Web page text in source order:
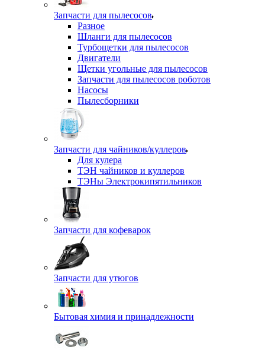
Запчасти для пылесосов
Разное
Шланги для пылесосов
Турбощетки для пылесосов
Двигатели
Щетки угольные для пылесосов
Запчасти для пылесосов роботов
Насосы
Пылесборники
Запчасти для чайников/куллеров
Для кулера
ТЭН чайников и куллеров
ТЭНы Электрокипятильников
Запчасти для кофеварок
Запчасти для утюгов
Бытовая химия и принадлежности